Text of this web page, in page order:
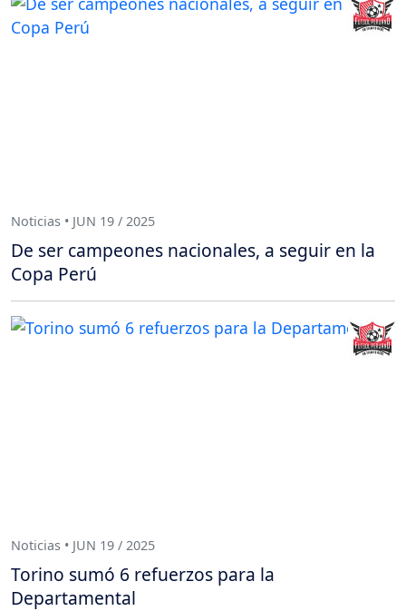
Noticias • JUN 19 / 2025
De ser campeones nacionales, a seguir en la
Copa Perú
Noticias • JUN 19 / 2025
Torino sumó 6 refuerzos para la
Departamental